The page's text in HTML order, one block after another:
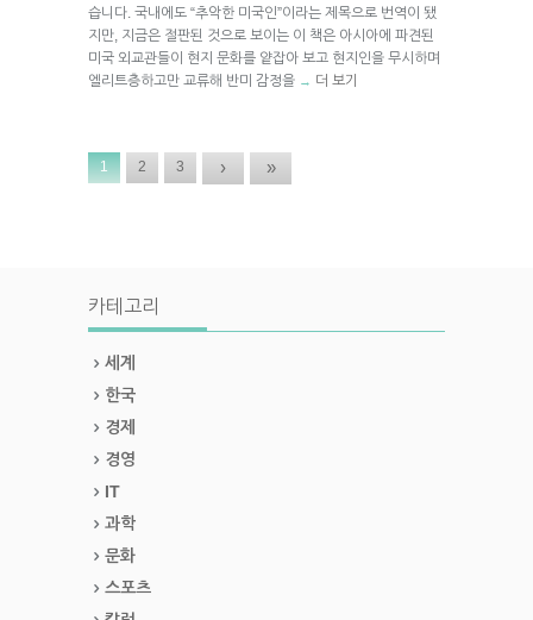
습니다. 국내에도 “추악한 미국인”이라는 제목으로 번역이 됐
지만, 지금은 절판된 것으로 보이는 이 책은 아시아에 파견된
미국 외교관들이 현지 문화를 얕잡아 보고 현지인을 무시하며
엘리트층하고만 교류해 반미 감정을 → 더 보기
1 2 3 › »
카테고리
세계
한국
경제
경영
IT
과학
문화
스포츠